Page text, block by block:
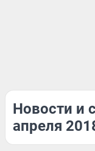
Новости и
апреля